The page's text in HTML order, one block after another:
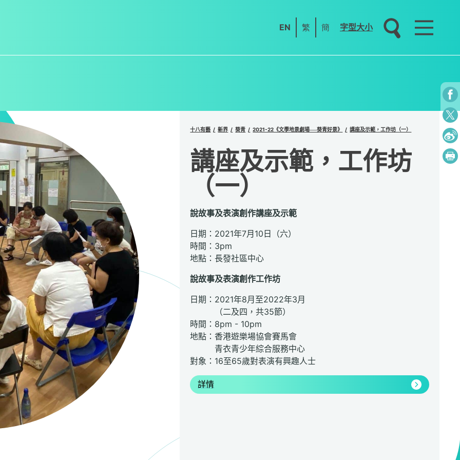
EN 繁 簡 字型大小
十八有藝 新界 葵青 2021-22《文學地景劇場──葵青好景》 講座及示範，工作坊（一）
講座及示範，工作坊
（一）
說故事及表演創作講座及示範
日期： 2021年7月10日（六）
時間： 3pm
地點：長發社區中心
說故事及表演創作工作坊
日期： 2021年8月至2022年3月
（二及四，共35節）
時間：8pm - 10pm
地點：香港遊樂場協會賽馬會
青衣青少年綜合服務中心
對象：16至65歲對表演有興趣人士
詳情